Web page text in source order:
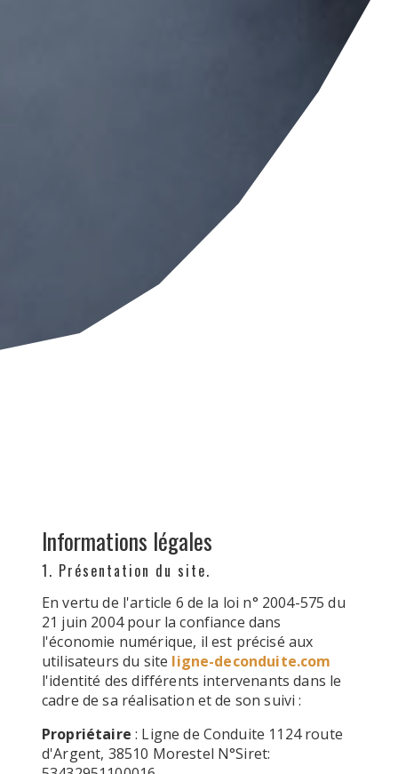
Informations légales
1. Présentation du site.
En vertu de l'article 6 de la loi n° 2004-575 du
21 juin 2004 pour la confiance dans
l'économie numérique, il est précisé aux
utilisateurs du site ligne-deconduite.com
l'identité des différents intervenants dans le
cadre de sa réalisation et de son suivi :
Propriétaire : Ligne de Conduite 1124 route
d'Argent, 38510 Morestel N°Siret: